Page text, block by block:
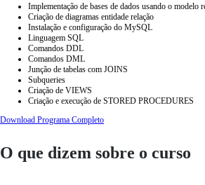
Implementação de bases de dados usando o modelo
Criação de diagramas entidade relação
Instalação e configuração do MySQL
Linguagem SQL
Comandos DDL
Comandos DML
Junção de tabelas com JOINS
Subqueries
Criação de VIEWS
Criação e execução de STORED PROCEDURES
Download Programa Completo
O que dizem sobre o curso